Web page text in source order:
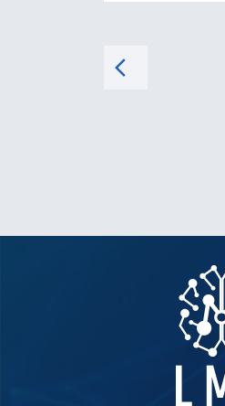
arrow_back_ios